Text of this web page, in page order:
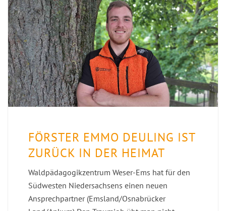
FÖRSTER EMMO DEULING IST
ZURÜCK IN DER HEIMAT
Waldpädagogikzentrum Weser-Ems hat für den
Südwesten Niedersachsens einen neuen
Ansprechpartner (Emsland/Osnabrücker